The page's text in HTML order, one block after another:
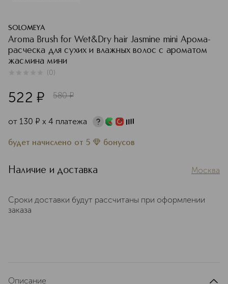
SOLOMEYA
Aroma Brush for Wet&Dry hair Jasmine mini Арома-
расческа для сухих и влажных волос с ароматом
жасмина мини
(0)
522 ¤ 580 ¤
от 130 ¤ х 4 платежа
будет начислено от 5 бонусов
Наличие и доставка Москва
Сроки доставки будут рассчитаны при оформлении
заказа
Описание